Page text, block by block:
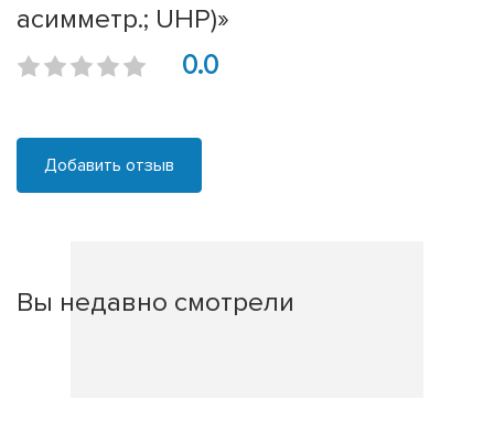
асимметр.; UHP)»
0.0
Добавить отзыв
Вы недавно смотрели